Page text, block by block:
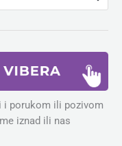
i porukom ili pozivom
iznad ili nas